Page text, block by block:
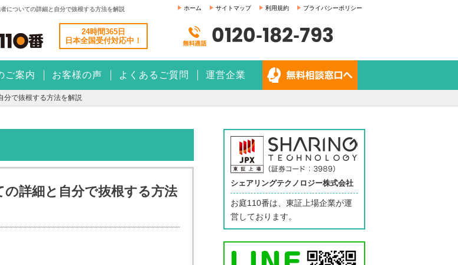
についての詳細と自分で抜根する方法を解説 ホーム サイトマップ 利用規約 プライバシーポリシー
24時間365日
日本全国受付対応中！ 0120-182-793
ご案内 お客様の声 よくあるご質問 運営企業
分で抜根する方法を解説
詳細と自分で抜根する方法
シェアリングテクノロジー株式会社
お庭110番は、東証上場企業が運
営しております。